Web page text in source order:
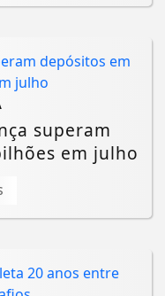
superam
em julho